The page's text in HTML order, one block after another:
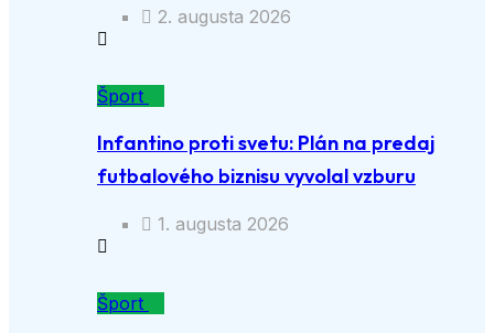
2. augusta 2026
Šport
Infantino proti svetu: Plán na predaj
futbalového biznisu vyvolal vzburu
1. augusta 2026
Šport